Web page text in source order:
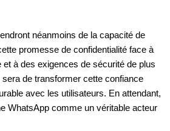
néanmoins de la capacité de
promesse de confidentialité face à
à des exigences de sécurité de plus
de transformer cette confiance
avec les utilisateurs. En attendant,
WhatsApp comme un véritable acteur